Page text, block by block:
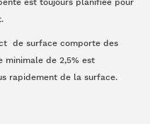
est toujours planifiée pour
de surface comporte des
minimale de 2,5% est
rapidement de la surface.